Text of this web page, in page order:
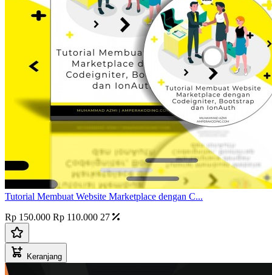
Tutorial Membuat Website Marketplace dengan C...
Rp 150.000 Rp 110.000 27
Keranjang